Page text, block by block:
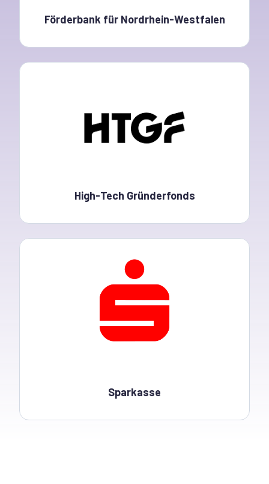
Förderbank für Nordrhein-Westfalen
High-Tech Gründerfonds
Sparkasse